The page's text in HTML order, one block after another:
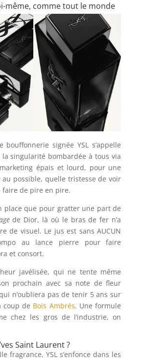
même, comme tout le monde
bouffonnerie signée YSL s’appelle
la singularité bombardée à tous via
épais et lourd, pour une
possible, quelle tristesse de voir
faire de pire en pire.
place que pour gratter une part de
de Dior, là où le bras de fer n’a
de visuel. Le jus est sans AUCUN
au lance pierre pour faire
et consort.
javélisée, qui ne tente même
prochain avec sa note de fleur
n’oubliera pas de tenir 5 ans sur
coup de Bois Ambrés. Une formule
chez les gros de l’industrie, on
Saint Laurent ?
fragrance, YSL s’enfonce dans les